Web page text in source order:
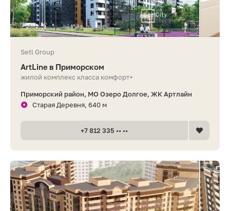
Setl Group
ArtLine в Приморском
жилой комплекс класса комфорт+
Приморский район, МО Озеро Долгое, ЖК Артлайн
Старая Деревня, 640 м
+7 812 335 •• ••